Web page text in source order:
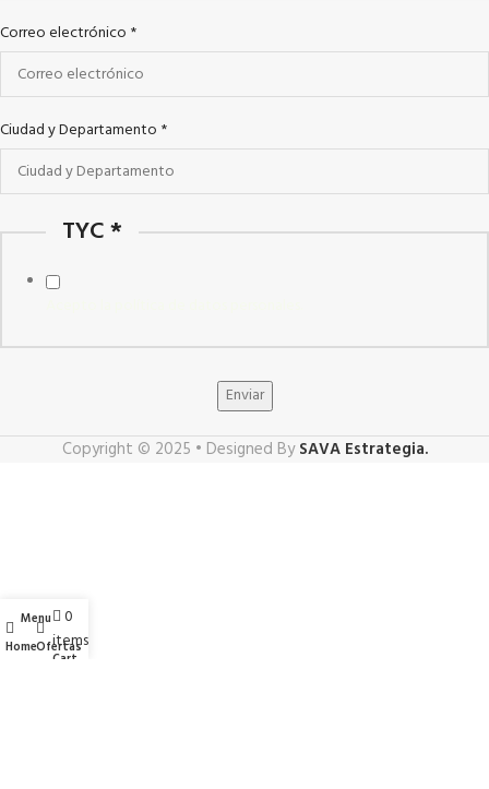
Correo electrónico *
Ciudad y Departamento *
TYC*
Enviar
Copyright © 2025 • Designed BySAVA Estrategia.
Home
Menu
Ofertas
0
items
Cart